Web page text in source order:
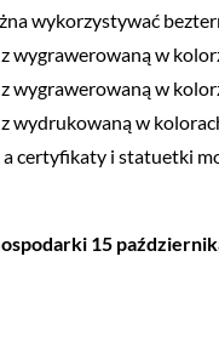
wykorzystywać
wygrawerowaną w
wygrawerowaną w
wydrukowaną w
certyfikaty i statuetki
15